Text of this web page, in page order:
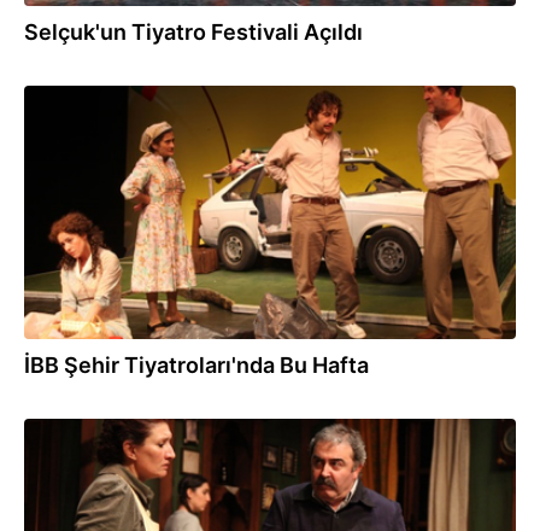
Selçuk'un Tiyatro Festivali Açıldı
İBB Şehir Tiyatroları'nda Bu Hafta
11.03.2013